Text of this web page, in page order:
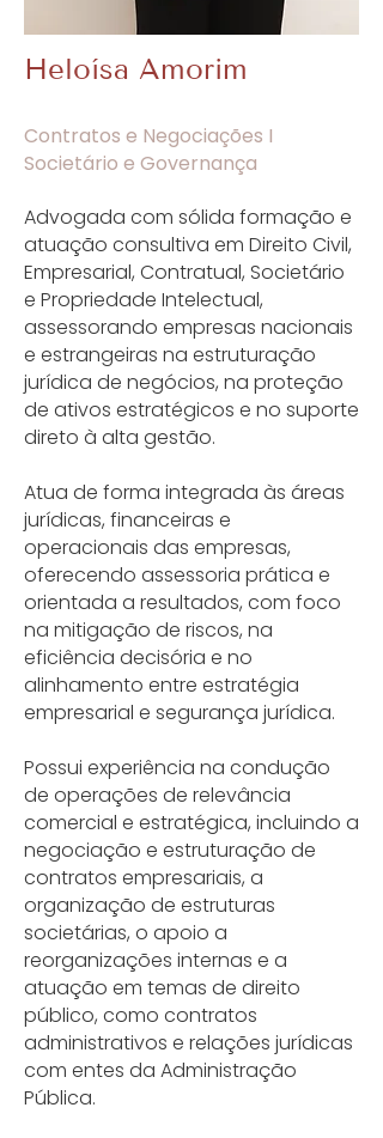
Heloísa Amorim
Contratos e Negociações I
Societário e Governança
Advogada com sólida formação e
atuação consultiva em Direito Civil,
Empresarial, Contratual, Societário
e Propriedade Intelectual,
assessorando empresas nacionais
e estrangeiras na estruturação
jurídica de negócios, na proteção
de ativos estratégicos e no suporte
direto à alta gestão.​
Atua de forma integrada às áreas
jurídicas, financeiras e
operacionais das empresas,
oferecendo assessoria prática e
orientada a resultados, com foco
na mitigação de riscos, na
eficiência decisória e no
alinhamento entre estratégia
empresarial e segurança jurídica.
Possui experiência na condução
de operações de relevância
comercial e estratégica, incluindo a
negociação e estruturação de
contratos empresariais, a
organização de estruturas
societárias, o apoio a
reorganizações internas e a
atuação em temas de direito
público, como contratos
administrativos e relações jurídicas
com entes da Administração
Pública.